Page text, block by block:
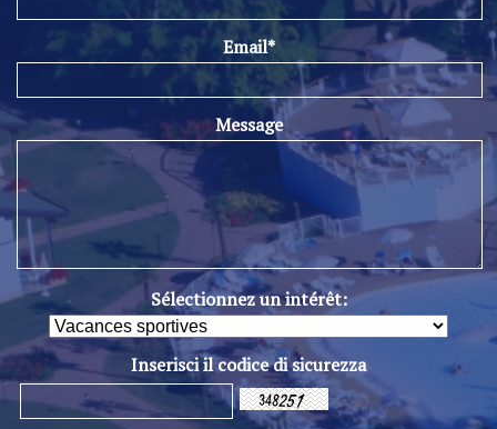
Email*
Message
Sélectionnez un intérêt:
Inserisci il codice di sicurezza